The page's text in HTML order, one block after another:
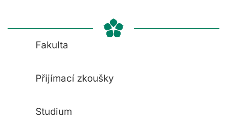
Fakulta
Přijímací zkoušky
Studium